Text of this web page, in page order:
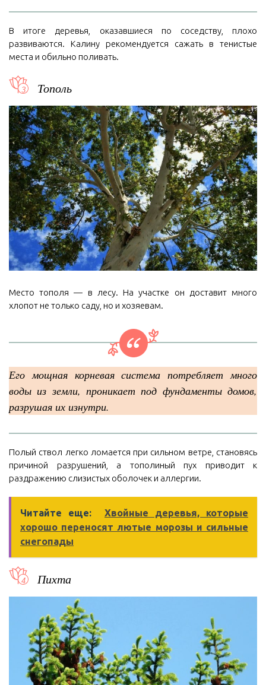
В итоге деревья, оказавшиеся по соседству, плохо
развиваются. Калину рекомендуется сажать в тенистые
места и обильно поливать.
Тополь
Место тополя — в лесу. На участке он доставит много
хлопот не только саду, но и хозяевам.
Его мощная корневая система потребляет много
воды из земли, проникает под фундаменты домов,
разрушая их изнутри.
Полый ствол легко ломается при сильном ветре, становясь
причиной разрушений, а тополиный пух приводит к
раздражению слизистых оболочек и аллергии.
Читайте еще:
Хвойные деревья, которые
хорошо переносят лютые морозы и сильные
снегопады
Пихта